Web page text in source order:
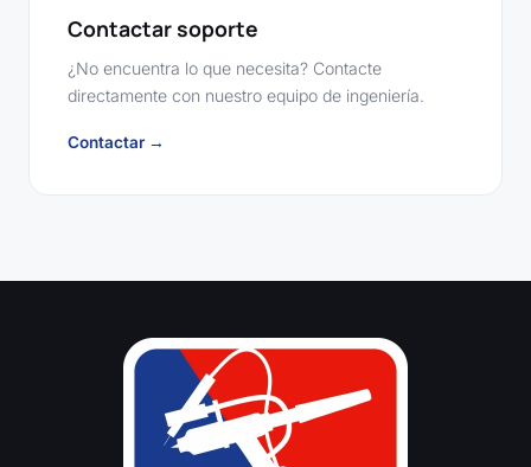
Contactar soporte
¿No encuentra lo que necesita? Contacte
directamente con nuestro equipo de ingeniería.
Contactar →